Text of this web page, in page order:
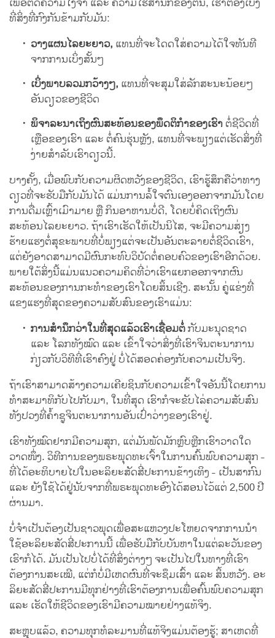
ທີ່ສິ່ງທີ່ກົງກັນຂ້າມກັບມັນ:
ວາງແຜນໄລຍະຍາວ, ແທນທີ່ຈະໂດດໃສ່ຄວາມໄດ້ໃຈທັນທີ
ຈາກການເບິ່ງສັ້ນໆ
ເບິ່ງພາບລວມກວ້າງໆ, ແທນທີ່ຈະສຸມໃສ່ລັກສະນະນ້ອຍໆ
ອັນດຽວຂອງຊີວິດ
ພິຈາລະນາເຖິງຜົນສະທ້ອນຂອງພຶດຕິກຳຂອງເຮົາຕໍ່ຊີວິດທີ່
ເຫຼືອຂອງເຮົາ ແລະ ຕໍ່ຄົນຮຸ່ນຫຼັງ, ແທນທີ່ຈະພຽງແຕ່ເຮັດສິ່ງທີ່
ງ່າຍສຳລັບເຮົາດຽວນີ້.
ບາງຄັ້ງ, ເມື່ອພົບກັບຄວາມຜິດຫວັງຂອງຊີວິດ, ເຮົາຮູ້ສຶກຄືວ່າທາງ
ດຽວທີ່ຈະຮັບມືກັບມັນໄດ້ ແມ່ນການລໍ້ໃຈຕົນເອງອອກຈາກມັນໂດຍ
ການດື່ມເຫຼົ້າເມົາມາຍ ຫຼື ກິນອາຫານບໍ່ດີ, ໂດຍບໍ່ຄິດເຖິງຜົນ
ສະທ້ອນໄລຍະຍາວ. ຖ້າເຮົາເຮັດໃຫ້ເປັນນິໄສ, ຈະມີຄວາມສ່ຽງ
ຮ້າຍແຮງຕໍ່ສຸຂະພາບທີ່ບໍ່ພຽງແຕ່ຈະເປັນອັນຕະລາຍຕໍ່ຊີວິດເຮົາ,
ແຕ່ຍັງອາດສາມາດມີຜົນກະທົບວິບັດຕໍ່ຄອບຄົວຂອງເຮົາອີກດ້ວຍ.
ພາຍໃຕ້ສິ່ງນີ້ແມ່ນແນວຄວາມຄິດທີ່ວ່າເຮົາແຍກອອກຈາກຜົນ
ສະທ້ອນຂອງການກະທຳຂອງເຮົາໂດຍສິ້ນເຊີງ. ສະນັ້ນ ຄູ່ແຂ່ງທີ່
ແຂງແຮງທີ່ສຸດຂອງຄວາມສັບສົນຂອງເຮົາແມ່ນ:
ການສຳນຶກວ່າໃນທີ່ສຸດແລ້ວເຮົາເຊື່ອມຕໍ່ກັບມະນຸດຊາດ
ແລະ ໂລກທັງໝົດ ແລະ ເຂົ້າໃຈວ່າສິ່ງທີ່ເຮົາຈິນຕະນາການ
ກ່ຽວກັບວິທີທີ່ເຮົາຄົງຢູ່ ບໍ່ໄດ້ສອດຄ່ອງກັບຄວາມເປັນຈິງ.
ຖ້າເຮົາສາມາດສ້າງຄວາມເຄີຍຊິນກັບຄວາມເຂົ້າໃຈອັນນີ້ໂດຍການ
ທຳສະມາທິກັບໄປກັບມາ, ໃນທີ່ສຸດ ເຮົາກໍຈະຂັບໄລ່ຄວາມສັບສົນ
ທັງປວງທີ່ຄ້ຳຊູຈິນຕະນາການອັນເປົ່າວ່າງຂອງເຮົາຢູ່.
ເຮົາທັງໝົດຢາກມີຄວາມສຸກ, ແຕ່ມັນພັດມັກຫຼົບຫຼີກເຮົາວາດໃດ
ວາດໜຶ່ງ. ວິທີການຂອງພຣະພຸດທະເຈົ້າໃນການຄົ້ນພົບຄວາມສຸກ -
ທີ່ໄດ້ອະທິບາຍໄປໃນອະລິຍະສັດສີ່ປະການຂ້າງເທິງ - ເປັນສາກົນ
ແລະ ຍັງໃຊ້ໄດ້ຢູ່ນັບຈາກທີ່ພຣະພຸດທະອົງໄດ້ສອນໄວ້ແຕ່ 2,500 ປີ
ຜ່ານມາ.
ບໍ່ຈຳເປັນຕ້ອງເປັນຊາວພຸດເພື່ອສະແຫວງປະໂຫຍດຈາກການນຳ
ໃຊ້ອະລິຍະສັດສີ່ປະການນີ້ ເພື່ອຮັບມືກັບບັນຫາໃນແຕ່ລະວັນຂອງ
ເຮົາກໍໄດ້. ມັນເປັນໄປບໍ່ໄດ້ທີ່ສິ່ງຕ່າງໆ ຈະເປັນໄປໃນທາງທີ່ເຮົາ
ຕ້ອງການສະເໝີ, ແຕ່ກໍບໍ່ມີເຫດຜົນທີ່ຈະຊຶມເສົ້າ ແລະ ສິ້ນຫວັງ. ອະ
ລິຍະສັດສີ່ປະການມີທຸກຢ່າງທີ່ເຮົາຕ້ອງການເພື່ອຄົ້ນພົບຄວາມສຸກ
ແລະ ເຮັດໃຫ້ຊີວິດຂອງເຮົາມີຄວາມໝາຍຢ່າງແທ້ຈິງ.
ສະຫຼຸບແລ້ວ, ຄວາມທຸກທໍລະມານທີ່ແທ້ຈິງແມ່ນຕ້ອງຮູ້; ສາເຫດທີ່